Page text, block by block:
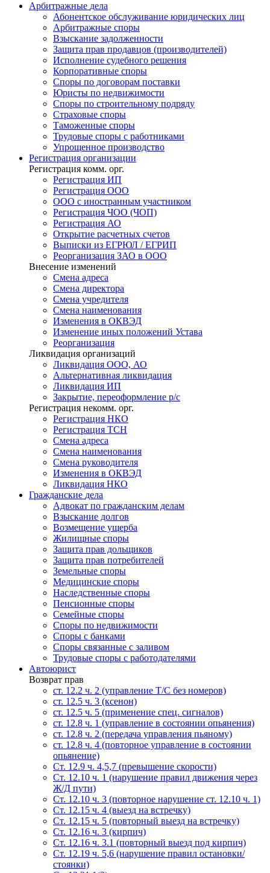
Арбитражные дела
Абонентское обслуживание юридических лиц
Арбитражные споры
Взыскание задолженности
Защита прав продавцов (производителей)
Исполнение судебного решения
Корпоративные споры
Споры по договорам поставки
Юристы по недвижимости
Споры по строительному подряду
Страховые споры
Таможенные споры
Трудовые споры с работниками
Упрощенное производство
Регистрация организации
Регистрация комм. орг.
Регистрация ИП
Регистрация ООО
ООО с иностранным участником
Регистрация ЧОО (ЧОП)
Регистрация АО
Открытие расчетных счетов
Выписки из ЕГРЮЛ / ЕГРИП
Реорганизация ЗАО в ООО
Внесение изменений
Смена адреса
Смена директора
Cмена учредителя
Смена наименования
Изменения в ОКВЭД
Изменение иных положений Устава
Реорганизация
Ликвидация организаций
Ликвидация ООО, АО
Альтернативная ликвидация
Ликвидация ИП
Закрытие, переоформление р/с
Регистрация некомм. орг.
Регистрация НКО
Регистрация ТСН
Смена адреса
Смена наименования
Смена руководителя
Изменения в ОКВЭД
Ликвидация НКО
Гражданские дела
Адвокат по гражданским делам
Взыскание долгов
Возмещение ущерба
Жилищные споры
Защита прав дольщиков
Защита прав потребителей
Земельные споры
Медицинские споры
Наследственные споры
Пенсионные споры
Семейные споры
Cпоры по недвижимости
Споры с банками
Споры связанные с заливом
Трудовые споры с работодателями
Автоюрист
Возврат прав
ст. 12.2 ч. 2 (управление Т/С без номеров)
ст. 12.5 ч. 3 (ксенон)
ст. 12.5 ч. 5 (применение спец. сигналов)
cт. 12.8 ч. 1 (управление в состоянии опьянения)
ст. 12.8 ч. 2 (передача управления пьяному)
ст. 12.8 ч. 4 (повторное управление в состоянии
опьянение)
Ст. 12.9 ч. 4,5,7 (превышение скорости)
Ст. 12.10 ч. 1 (нарушение правил движения через
Ж/Д пути)
Ст. 12.10 ч. 3 (повторное нарушение ст. 12.10 ч. 1)
Ст. 12.15 ч. 4 (выезд на встречку)
Ст. 12.15 ч. 5 (повторный выезд на встречку)
Ст. 12.16 ч. 3 (кирпич)
Ст. 12.16 ч. 3.1 (повторный выезд под кирпич)
Ст. 12.19 ч. 5,6 (нарушение правил остановки/
стоянки)